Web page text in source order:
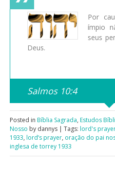
Por
ímpio
seus
Deus.
Salmos 10:4
Posted in Bíblia Sagrada, Estudos
Nosso by dannys | Tags: lord's
1933, lord’s prayer, oração do pai
inglesa de torrey 1933